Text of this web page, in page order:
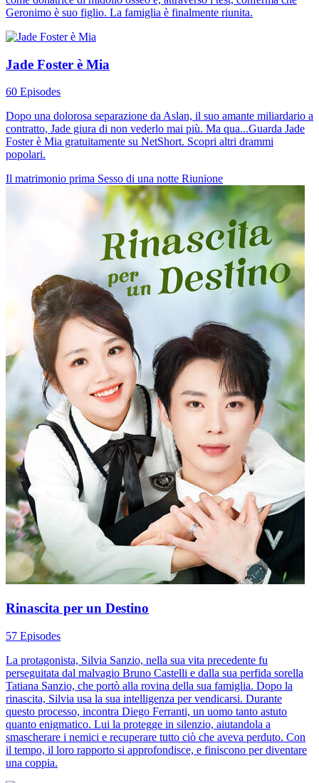
Geronimo è suo figlio. La famiglia è finalmente riunita.
Jade Foster è Mia
60 Episodes
Dopo una dolorosa separazione da Aslan, il suo amante miliardario a
contratto, Jade giura di non vederlo mai più. Ma qua...Guarda Jade
Foster è Mia gratuitamente su NetShort. Scopri altri drammi
popolari.
Il matrimonio prima Sesso di una notte Riunione
Rinascita per un Destino
57 Episodes
La protagonista, Silvia Sanzio, nella sua vita precedente fu
perseguitata dal malvagio Bruno Castelli e dalla sua perfida sorella
Tatiana Sanzio, che portò alla rovina della sua famiglia. Dopo la
rinascita, Silvia usa la sua intelligenza per vendicarsi. Durante
questo processo, incontra Diego Ferranti, un uomo tanto astuto
quanto enigmatico. Lui la protegge in silenzio, aiutandola a
smascherare i nemici e recuperare tutto ciò che aveva perduto. Con
il tempo, il loro rapporto si approfondisce, e finiscono per diventare
una coppia.